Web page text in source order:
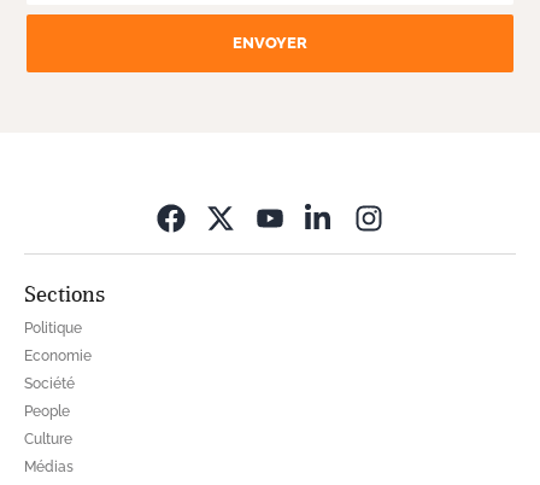
ENVOYER
Sections
Politique
Economie
Société
People
Culture
Médias